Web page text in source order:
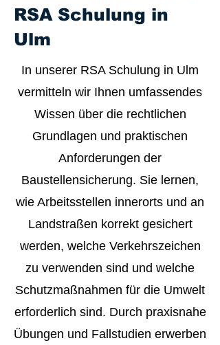
RSA Schulung in
Ulm
In unserer RSA Schulung in Ulm
vermitteln wir Ihnen umfassendes
Wissen über die rechtlichen
Grundlagen und praktischen
Anforderungen der
Baustellensicherung. Sie lernen,
wie Arbeitsstellen innerorts und an
Landstraßen korrekt gesichert
werden, welche Verkehrszeichen
zu verwenden sind und welche
Schutzmaßnahmen für die Umwelt
erforderlich sind. Durch praxisnahe
Übungen und Fallstudien erwerben